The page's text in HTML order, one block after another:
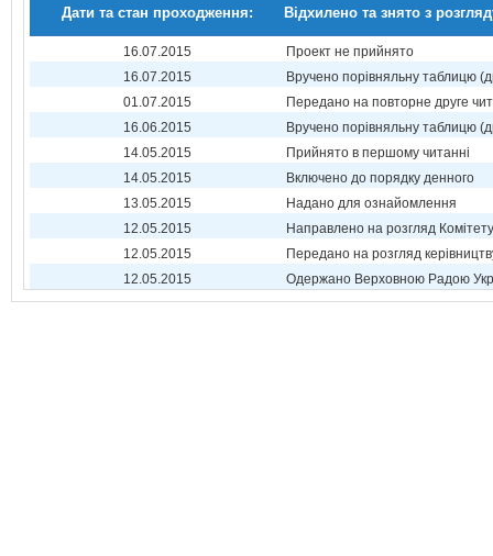
Дати та стан проходження: Відхилено та знято з
16.07.2015
Проект не прийнято
16.07.2015
Вручено порівняльну таблицю
01.07.2015
Передано на повторне друге
16.06.2015
Вручено порівняльну таблицю
14.05.2015
Прийнято в першому читанні
14.05.2015
Включено до порядку денного
13.05.2015
Надано для ознайомлення
12.05.2015
Направлено на розгляд Комітету
12.05.2015
Передано на розгляд
12.05.2015
Одержано Верховною Радою